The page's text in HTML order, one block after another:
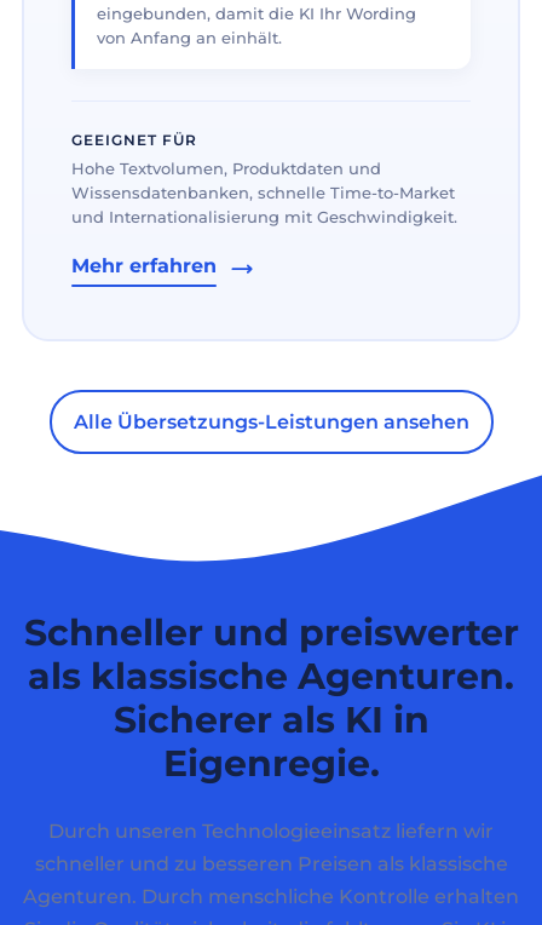
eingebunden, damit die KI Ihr Wording
von Anfang an einhält.
GEEIGNET FÜR
Hohe Textvolumen, Produktdaten und
Wissensdatenbanken, schnelle Time-to-Market
und Internationalisierung mit Geschwindigkeit.
Mehr erfahren
Alle Übersetzungs-Leistungen ansehen
Schneller und preiswerter
als klassische Agenturen.
Sicherer als KI in
Eigenregie.
Durch unseren Technologieeinsatz liefern wir
schneller und zu besseren Preisen als klassische
Agenturen. Durch menschliche Kontrolle erhalten